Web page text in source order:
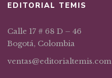
EDITORIAL TEMIS
Calle 17 # 68 D – 46
Bogotá, Colombia
ventas@editorialtemis.com